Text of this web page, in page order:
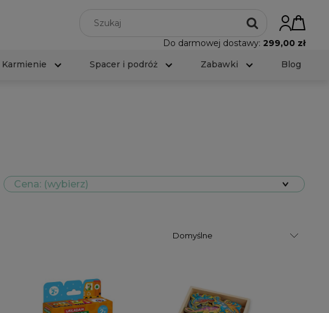
Do darmowej dostawy: 299,00 zł
Karmienie Spacer i podróż Zabawki Blog
Cena: (wybierz)